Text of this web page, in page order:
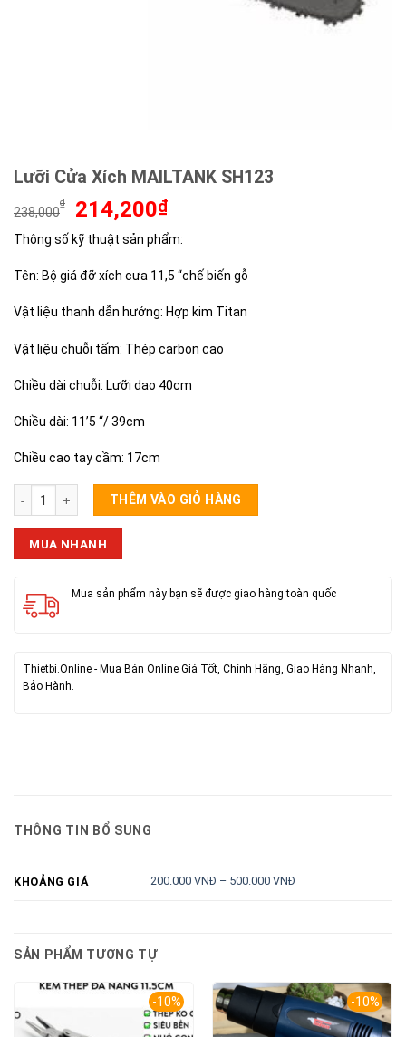
Lưỡi Cửa Xích MAILTANK SH123
238,000
₫
Giá
là:
214,200₫Giá
tại
214,200₫.
Thông số kỹ thuật sản phẩm:
Tên: Bộ giá đỡ xích cưa 11,5 “chế biến gỗ
Vật liệu thanh dẫn hướng: Hợp kim Titan
Vật liệu chuỗi tấm: Thép carbon cao
Chiều dài chuỗi: Lưỡi dao 40cm
Chiều dài: 11’5 “/ 39cm
Chiều cao tay cầm: 17cm
Lưỡi Cửa Xích MAILTANK SH123 số lượng
THÊM VÀO GIỎ HÀNG
MUA NHANH
Mua sản phẩm này bạn sẽ được giao hàng toàn quốc
Thietbi.Online - Mua Bán Online Giá Tốt, Chính Hãng, Giao Hàng Nhanh,
Bảo Hành.
THÔNG TIN BỔ SUNG
KHOẢNG GIÁ 200.000 VNĐ – 500.000 VNĐ
SẢN PHẨM TƯƠNG TỰ
-10% -10%